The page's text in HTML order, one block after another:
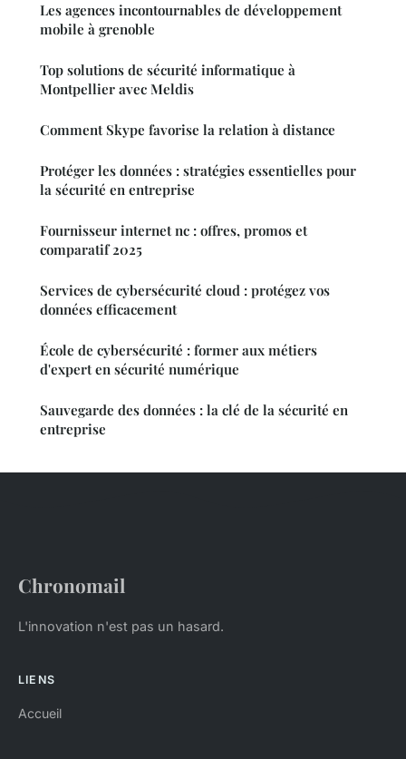
Les agences incontournables de développement
mobile à grenoble
Top solutions de sécurité informatique à
Montpellier avec Meldis
Comment Skype favorise la relation à distance
Protéger les données : stratégies essentielles pour
la sécurité en entreprise
Fournisseur internet nc : offres, promos et
comparatif 2025
Services de cybersécurité cloud : protégez vos
données efficacement
École de cybersécurité : former aux métiers
d'expert en sécurité numérique
Sauvegarde des données : la clé de la sécurité en
entreprise
Chronomail
L'innovation n'est pas un hasard.
LIENS
Accueil